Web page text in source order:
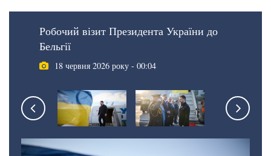
Робочий візит Президента України до
Бельгії
18 червня 2026 року - 00:04